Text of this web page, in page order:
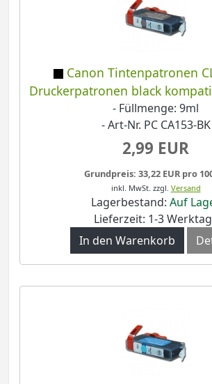
Canon Tintenpatronen
Druckerpatronen black
- Füllmenge: 9ml
- Art-Nr. PC CA153-BK
2,99 EUR
Grundpreis: 33,22 EUR pro
inkl. MwSt. zzgl. Versand
Lagerbestand: Auf
Lieferzeit: 1-3
In den Warenkorb